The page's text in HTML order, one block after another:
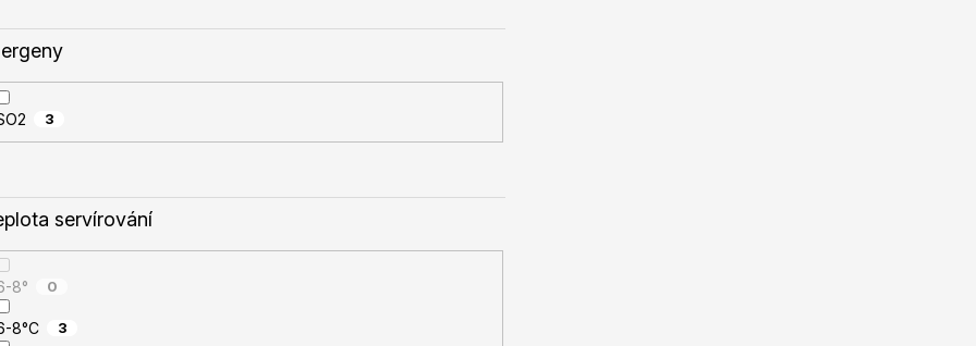
3
servírování
8° 0
8°C 3